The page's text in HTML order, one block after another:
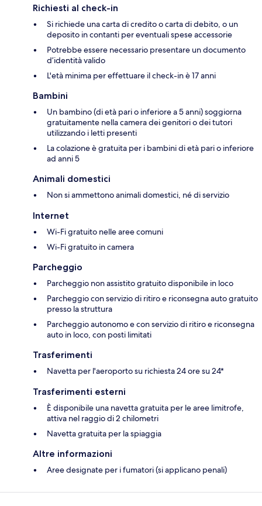
Richiesti al check-in
Si richiede una carta di credito o carta di debito, o un
deposito in contanti per eventuali spese accessorie
Potrebbe essere necessario presentare un documento
d’identità valido
L'età minima per effettuare il check-in è 17 anni
Bambini
Un bambino (di età pari o inferiore a 5 anni) soggiorna
gratuitamente nella camera dei genitori o dei tutori
utilizzando i letti presenti
La colazione è gratuita per i bambini di età pari o inferiore
ad anni 5
Animali domestici
Non si ammettono animali domestici, né di servizio
Internet
Wi-Fi gratuito nelle aree comuni
Wi-Fi gratuito in camera
Parcheggio
Parcheggio non assistito gratuito disponibile in loco
Parcheggio con servizio di ritiro e riconsegna auto gratuito
presso la struttura
Parcheggio autonomo e con servizio di ritiro e riconsegna
auto in loco, con posti limitati
Trasferimenti
Navetta per l'aeroporto su richiesta 24 ore su 24*
Trasferimenti esterni
È disponibile una navetta gratuita per le aree limitrofe,
attiva nel raggio di 2 chilometri
Navetta gratuita per la spiaggia
Altre informazioni
Aree designate per i fumatori (si applicano penali)